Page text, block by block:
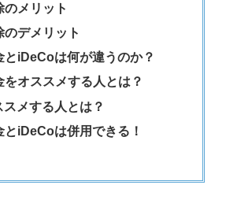
のメリット
のデメリット
とiDeCoは何が違うのか？
をオススメする人とは？
メする人とは？
とiDeCoは併用できる！